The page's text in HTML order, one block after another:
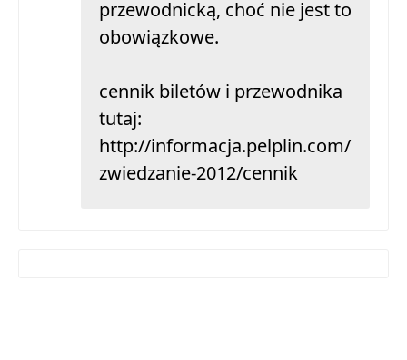
przewodnicką, choć nie jest to
obowiązkowe.
cennik biletów i przewodnika
tutaj:
http://informacja.pelplin.com/
zwiedzanie-2012/cennik